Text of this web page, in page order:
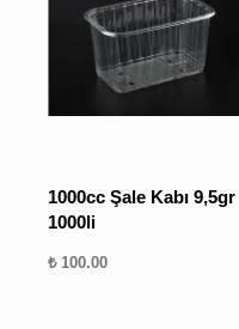
1000cc Şale Kabı 9,5gr
1000li
₺ 100.00